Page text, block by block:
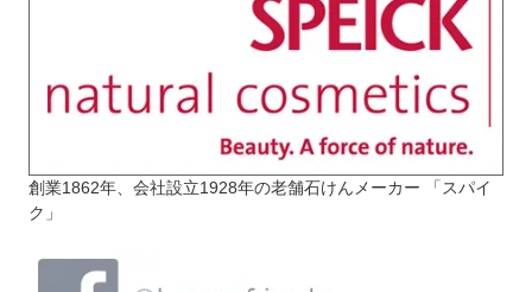
創業1862年、会社設立1928年の老舗石けんメーカー 「スパイ
ク」